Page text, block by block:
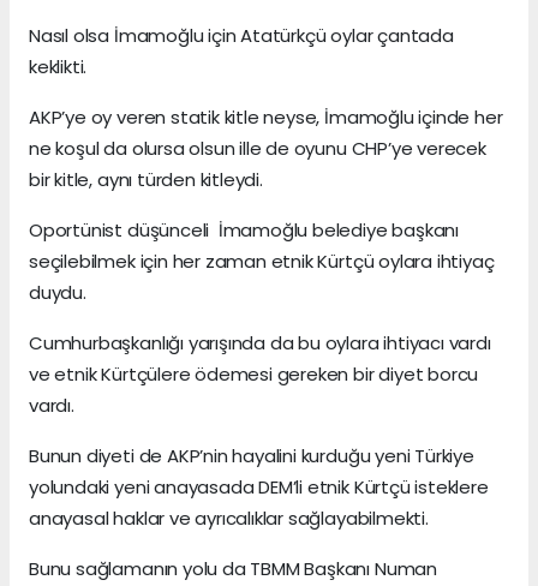
Nasıl olsa İmamoğlu için Atatürkçü oylar çantada
keklikti.
AKP’ye oy veren statik kitle neyse, İmamoğlu içinde her
ne koşul da olursa olsun ille de oyunu CHP’ye verecek
bir kitle, aynı türden kitleydi.
Oportünist düşünceli İmamoğlu belediye başkanı
seçilebilmek için her zaman etnik Kürtçü oylara ihtiyaç
duydu.
Cumhurbaşkanlığı yarışında da bu oylara ihtiyacı vardı
ve etnik Kürtçülere ödemesi gereken bir diyet borcu
vardı.
Bunun diyeti de AKP’nin hayalini kurduğu yeni Türkiye
yolundaki yeni anayasada DEM’li etnik Kürtçü isteklere
anayasal haklar ve ayrıcalıklar sağlayabilmekti.
Bunu sağlamanın yolu da TBMM Başkanı Numan